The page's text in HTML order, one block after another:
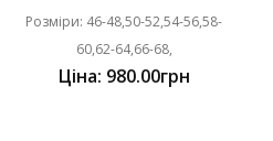
Розміри: 46-48,50-52,54-56,58-
60,62-64,66-68,
Ціна: 980.00грн